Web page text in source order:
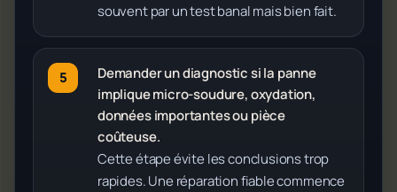
souvent par un test banal mais bien fait.
Demander un diagnostic si la panne
implique micro-soudure, oxydation,
données importantes ou pièce
coûteuse.
Cette étape évite les conclusions trop
rapides. Une réparation fiable commence